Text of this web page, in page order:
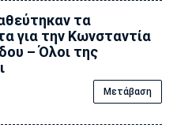
τα
για την Κωνσταντία
– Όλοι της
Μετάβαση